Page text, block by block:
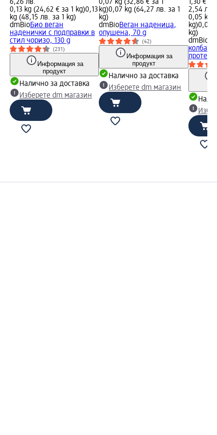
6,26 лв.
0,13 kg (24,62 € за 1 kg)0,13
kg (48,15 лв. за 1 kg)
dmBioБио веган
наденички с подправки в
стил чоризо, 130 g
(231)
Информация за
продукт
Налично за доставка
Изберете dm магазин
0,07 kg (32,86 € за 1
kg)0,07 kg (64,27 лв. за 1
kg)
dmBioВеган наденица,
опушена, 70 g
(42)
Информация за
продукт
Налично за доставка
Изберете dm магазин
1,30 €
2,54 лв.
0,05 kg
kg)0,05
kg)
dmBio
колбас